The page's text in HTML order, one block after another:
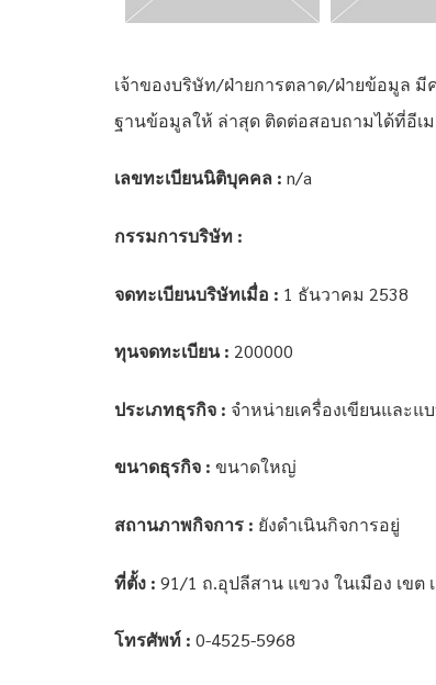
เจ้าของบริษัท/ฝ่ายการตลาด/ฝ่ายข้อมูล
ฐานข้อมูลให้ ล่าสุด ติดต่อสอบถามได้ที่อีเ
เลขทะเบียนนิติบุคคล : n/a
กรรมการบริษัท :
จดทะเบียนบริษัทเมื่อ : 1 ธันวาคม 2538
ทุนจดทะเบียน : 200000
ประเภทธุรกิจ : จำหน่ายเครื่องเขียนและแ
ขนาดธุรกิจ : ขนาดใหญ่
สถานภาพกิจการ : ยังดำเนินกิจการอยู่
ที่ตั้ง : 91/1 ถ.อุปลีสาน แขวง ในเมือง เขต
โทรศัพท์ : 0-4525-5968